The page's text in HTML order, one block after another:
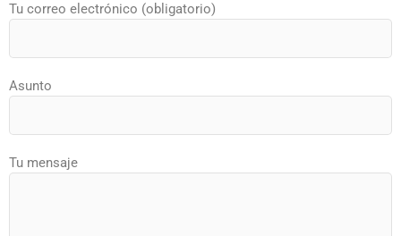
Tu correo electrónico (obligatorio)
Asunto
Tu mensaje